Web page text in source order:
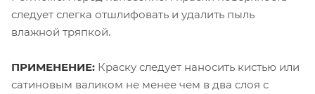
следует слегка отшлифовать и удалить пыль
влажной тряпкой.
ПРИМЕНЕНИЕ: Краску следует наносить кистью или
сатиновым валиком не менее чем в два слоя с